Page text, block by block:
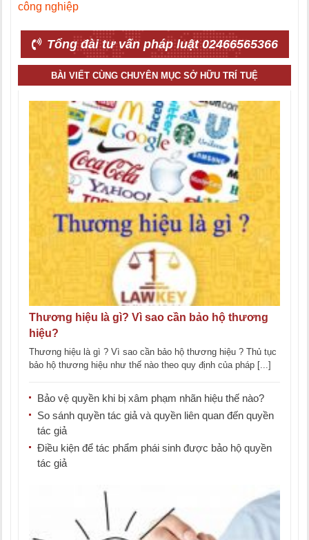
công nghiệp
Tổng đài tư vấn pháp luật 02466565366
BÀI VIẾT CÙNG CHUYÊN MỤC SỞ HỮU TRÍ TUỆ
Thương hiệu là gì? Vì sao cần bảo hộ thương
hiệu?
Thương hiệu là gì ? Vì sao cần bảo hộ thương hiệu ? Thủ tục
bảo hộ thương hiệu như thế nào theo quy định của pháp [...]
Bảo vệ quyền khi bị xâm phạm nhãn hiệu thế nào?
So sánh quyền tác giả và quyền liên quan đến quyền
tác giả
Điều kiện để tác phẩm phái sinh được bảo hộ quyền
tác giả